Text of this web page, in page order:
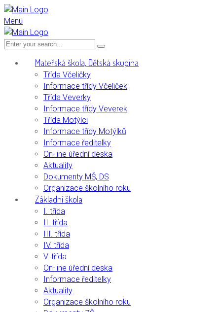
Menu
Mateřská škola, Dětská skupina
Třída Včeličky
Informace třídy Včeliček
Třída Veverky
Informace třídy Veverek
Třída Motýlci
Informace třídy Motýlků
Informace ředitelky
On-line úřední deska
Aktuality
Dokumenty MŠ, DS
Organizace školního roku
Základní škola
I. třída
II. třída
III. třída
IV. třída
V. třída
On-line úřední deska
Informace ředitelky
Aktuality
Organizace školního roku